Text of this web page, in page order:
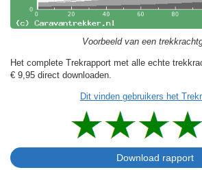
Voorbeeld van een
Het complete Trekrapport met alle echte
€ 9,95 direct downloaden.
Dit vinden gebruikers het